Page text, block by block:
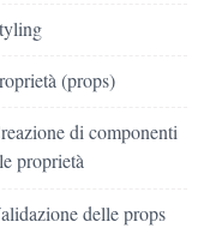
(props)
di componenti
proprietà
delle props